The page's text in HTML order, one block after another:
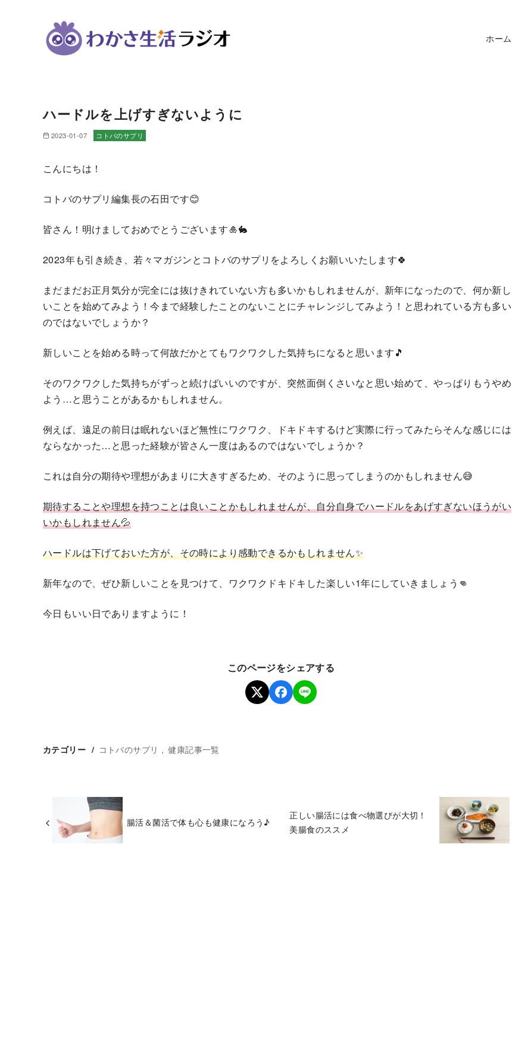
ホーム
ハードルを上げすぎないように
2023-01-07 コトバのサプリ
こんにちは！
コトバのサプリ編集長の石田です😊
皆さん！明けましておめでとうございます🎍🐇
2023年も引き続き、若々マガジンとコトバのサプリをよろしくお願いいたします🍀
まだまだお正月気分が完全には抜けきれていない方も多いかもしれませんが、新年になったので、何か新し
いことを始めてみよう！今まで経験したことのないことにチャレンジしてみよう！と思われている方も多い
のではないでしょうか？
新しいことを始める時って何故だかとてもワクワクした気持ちになると思います🎵
そのワクワクした気持ちがずっと続けばいいのですが、突然面倒くさいなと思い始めて、やっぱりもうやめ
よう…と思うことがあるかもしれません。
例えば、遠足の前日は眠れないほど無性にワクワク、ドキドキするけど実際に行ってみたらそんな感じには
ならなかった…と思った経験が皆さん一度はあるのではないでしょうか？
これは自分の期待や理想があまりに大きすぎるため、そのように思ってしまうのかもしれません😅
期待することや理想を持つことは良いことかもしれませんが、自分自身でハードルをあげすぎないほうがい
いかもしれません💦
ハードルは下げておいた方が、その時により感動できるかもしれません✨
新年なので、ぜひ新しいことを見つけて、ワクワクドキドキした楽しい1年にしていきましょう👊
今日もいい日でありますように！
このページをシェアする
カテゴリー コトバのサプリ 健康記事一覧
腸活＆菌活で体も心も健康になろう♪
正しい腸活には食べ物選びが大切！
美腸食のススメ